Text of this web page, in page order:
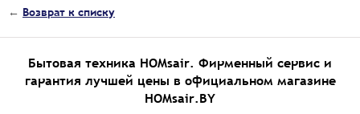
← Возврат к списку
Бытовая техника HOMsair. Фирменный сервис и
гарантия лучшей цены в официальном магазине
HOMsair.BY